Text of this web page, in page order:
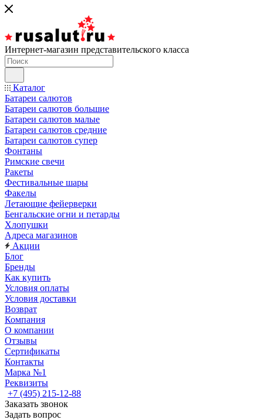
Интернет-магазин представительского класса
Каталог
Батареи салютов
Батареи салютов большие
Батареи салютов малые
Батареи салютов средние
Батареи салютов супер
Фонтаны
Римские свечи
Ракеты
Фестивальные шары
Факелы
Летающие фейерверки
Бенгальские огни и петарды
Хлопушки
Адреса магазинов
Акции
Блог
Бренды
Как купить
Условия оплаты
Условия доставки
Возврат
Компания
О компании
Отзывы
Сертификаты
Контакты
Марка №1
Реквизиты
+7 (495) 215-12-88
Заказать звонок
Задать вопрос